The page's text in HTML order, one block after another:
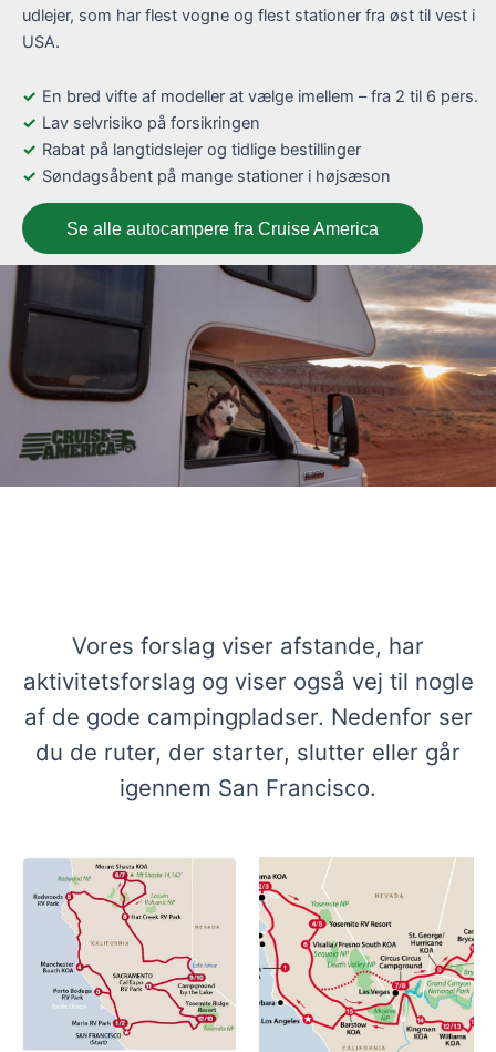
udlejer, som har flest vogne og flest stationer fra øst til vest i
USA.
En bred vifte af modeller at vælge imellem – fra 2 til 6 pers.
Lav selvrisiko på forsikringen
Rabat på langtidslejer og tidlige bestillinger
Søndagsåbent på mange stationer i højsæson
Se alle autocampere fra Cruise America
Vores forslag viser afstande, har
aktivitetsforslag og viser også vej til nogle
af de gode campingpladser. Nedenfor ser
du de ruter, der starter, slutter eller går
igennem San Francisco.